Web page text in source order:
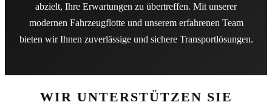
abzielt, Ihre Erwartungen zu übertreffen. Mit unserer
modernen Fahrzeug­flotte und unserem erfahrenen Team
bieten wir Ihnen zuverlässige und sichere Transport­lösungen.
WIR UNTERSTÜTZEN SIE